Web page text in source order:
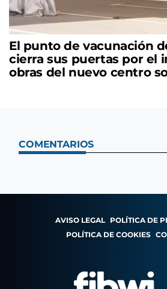
El punto de vacunación
cierra sus puertas por el
obras del nuevo centro
COMENTARIOS
AVISO LEGAL POLÍTICA DE
POLÍTICA DE COOKIES